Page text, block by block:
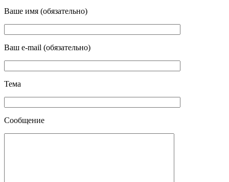
Ваше имя (обязательно)
Ваш e-mail (обязательно)
Тема
Сообщение